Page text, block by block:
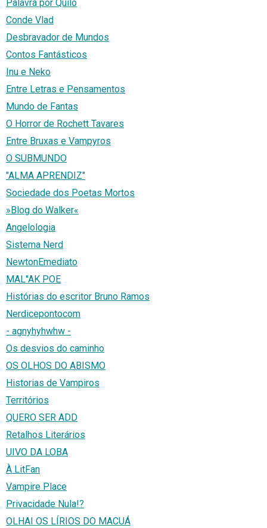
Palavra por Quilo
Conde Vlad
Desbravador de Mundos
Contos Fantásticos
Inu e Neko
Entre Letras e Pensamentos
Mundo de Fantas
O Horror de Rochett Tavares
Entre Bruxas e Vampyros
O SUBMUNDO
"ALMA APRENDIZ"
Sociedade dos Poetas Mortos
»Blog do Walker«
Angelologia
Sistema Nerd
NewtonEmediato
MAL''AK POE
Histórias do escritor Bruno Ramos
Nerdicepontocom
- agnyhyhwhw -
Os desvios do caminho
OS OLHOS DO ABISMO
Historias de Vampiros
Territórios
QUERO SER ADD
Retalhos Literários
UIVO DA LOBA
À LitFan
Vampire Place
Privacidade Nula!?
OLHAI OS LÍRIOS DO MACUÁ